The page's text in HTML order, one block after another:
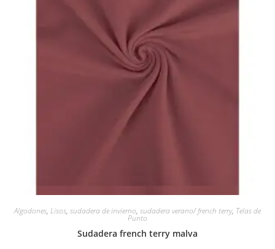
Algodones, Lisos, sudadera de invierno, sudadera verano/ french terry, Telas de
Punto
Sudadera french terry malva